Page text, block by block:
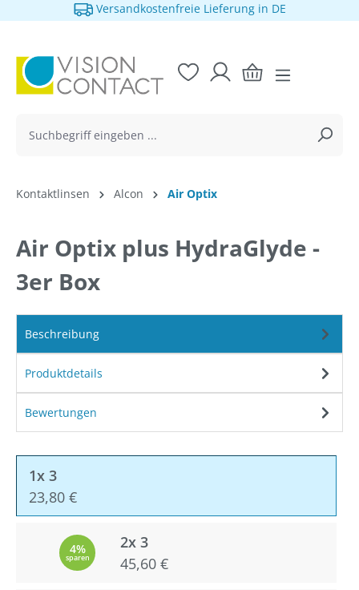
springen
Versandkostenfreie Lieferung in DE
Kontaktlinsen Alcon Air Optix
Air Optix plus HydraGlyde -
3er Box
Beschreibung
Produktdetails
Bewertungen
1x 3
23,80 €
4%
sparen
2x 3
45,60 €